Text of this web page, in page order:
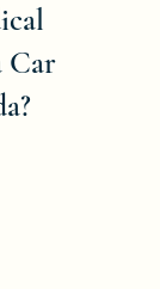
Car